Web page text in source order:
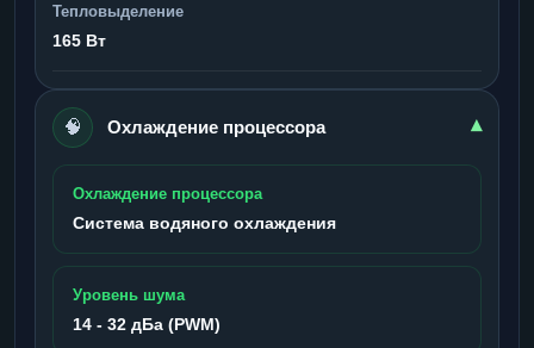
Тепловыделение
165 Вт
🧠 Охлаждение процессора ▾
Охлаждение процессора
Система водяного охлаждения
Уровень шума
14 - 32 дБа (PWM)